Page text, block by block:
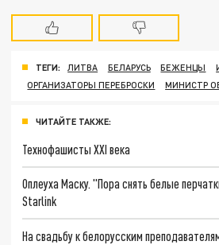
ТЕГИ: ЛИТВА БЕЛАРУСЬ БЕЖЕНЦЫ
ОРГАНИЗАТОРЫ ПЕРЕБРОСКИ
МИНИСТР
ЧИТАЙТЕ ТАКЖЕ:
Технофашисты XXI века
Оплеуха Маску. "Пора снять белые
Starlink
На свадьбу к белорусским